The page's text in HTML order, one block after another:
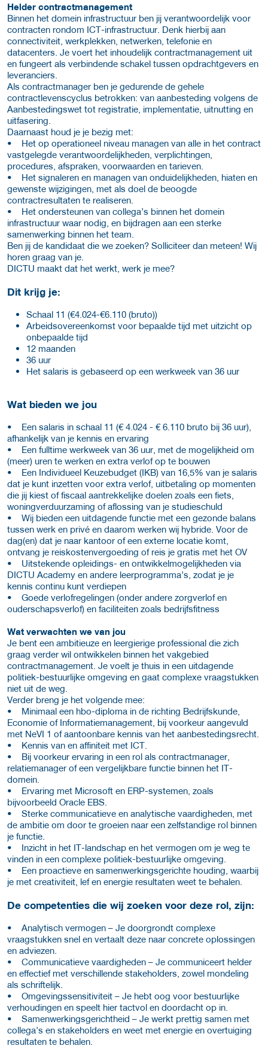
Helder contractmanagement
Binnen het domein infrastructuur ben jij verantwoordelijk voor
contracten rondom ICT-infrastructuur. Denk hierbij aan
connectiviteit, werkplekken, netwerken, telefonie en
datacenters. Je voert het inhoudelijk contractmanagement uit
en fungeert als verbindende schakel tussen opdrachtgevers en
leveranciers.
Als contractmanager ben je gedurende de gehele
contractlevenscyclus betrokken: van aanbesteding volgens de
Aanbestedingswet tot registratie, implementatie, uitnutting en
uitfasering.
Daarnaast houd je je bezig met:
• Het op operationeel niveau managen van alle in het contract
vastgelegde verantwoordelijkheden, verplichtingen,
procedures, afspraken, voorwaarden en tarieven.
• Het signaleren en managen van onduidelijkheden, hiaten en
gewenste wijzigingen, met als doel de beoogde
contractresultaten te realiseren.
• Het ondersteunen van collega’s binnen het domein
infrastructuur waar nodig, en bijdragen aan een sterke
samenwerking binnen het team.
Ben jij de kandidaat die we zoeken? Solliciteer dan meteen! Wij
horen graag van je.
DICTU maakt dat het werkt, werk je mee?
Dit krijg je:
Schaal 11 (€4.024-€6.110 (bruto))
Arbeidsovereenkomst voor bepaalde tijd met uitzicht op
onbepaalde tijd
12 maanden
36 uur
Het salaris is gebaseerd op een werkweek van 36 uur
Wat bieden we jou
• Een salaris in schaal 11 (€ 4.024 - € 6.110 bruto bij 36 uur),
afhankelijk van je kennis en ervaring
• Een fulltime werkweek van 36 uur, met de mogelijkheid om
(meer) uren te werken en extra verlof op te bouwen
• Een Individueel Keuzebudget (IKB) van 16,5% van je salaris
dat je kunt inzetten voor extra verlof, uitbetaling op momenten
die jij kiest of fiscaal aantrekkelijke doelen zoals een fiets,
woningverduurzaming of aflossing van je studieschuld
• Wij bieden een uitdagende functie met een gezonde balans
tussen werk en privé en daarom werken wij hybride. Voor de
dag(en) dat je naar kantoor of een externe locatie komt,
ontvang je reiskostenvergoeding of reis je gratis met het OV
• Uitstekende opleidings- en ontwikkelmogelijkheden via
DICTU Academy en andere leerprogramma’s, zodat je je
kennis continu kunt verdiepen
• Goede verlofregelingen (onder andere zorgverlof en
ouderschapsverlof) en faciliteiten zoals bedrijfsfitness
Wat verwachten we van jou
Je bent een ambitieuze en leergierige professional die zich
graag verder wil ontwikkelen binnen het vakgebied
contractmanagement. Je voelt je thuis in een uitdagende
politiek-bestuurlijke omgeving en gaat complexe vraagstukken
niet uit de weg.
Verder breng je het volgende mee:
• Minimaal een hbo-diploma in de richting Bedrijfskunde,
Economie of Informatiemanagement, bij voorkeur aangevuld
met NeVI 1 of aantoonbare kennis van het aanbestedingsrecht.
• Kennis van en affiniteit met ICT.
• Bij voorkeur ervaring in een rol als contractmanager,
relatiemanager of een vergelijkbare functie binnen het IT-
domein.
• Ervaring met Microsoft en ERP-systemen, zoals
bijvoorbeeld Oracle EBS.
• Sterke communicatieve en analytische vaardigheden, met
de ambitie om door te groeien naar een zelfstandige rol binnen
je functie.
• Inzicht in het IT-landschap en het vermogen om je weg te
vinden in een complexe politiek-bestuurlijke omgeving.
• Een proactieve en samenwerkingsgerichte houding, waarbij
je met creativiteit, lef en energie resultaten weet te behalen.
De competenties die wij zoeken voor deze rol, zijn:
• Analytisch vermogen – Je doorgrondt complexe
vraagstukken snel en vertaalt deze naar concrete oplossingen
en adviezen.
• Communicatieve vaardigheden – Je communiceert helder
en effectief met verschillende stakeholders, zowel mondeling
als schriftelijk.
• Omgevingssensitiviteit – Je hebt oog voor bestuurlijke
verhoudingen en speelt hier tactvol en doordacht op in.
• Samenwerkingsgerichtheid – Je werkt prettig samen met
collega’s en stakeholders en weet met energie en overtuiging
resultaten te behalen.